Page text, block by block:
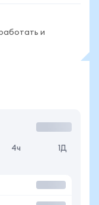
и
4ч 1Д